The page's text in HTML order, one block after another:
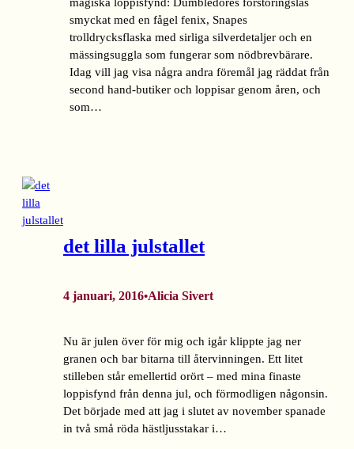
smyckat med en fågel fenix, Snapes
trolldrycksflaska med sirliga silverdetaljer och en
mässingsuggla som fungerar som nödbrevbärare.
Idag vill jag visa några andra föremål jag räddat från
second hand-butiker och loppisar genom åren, och
som…
det lilla julstallet
4 januari, 2016•Alicia Sivert
Nu är julen över för mig och igår klippte jag ner
granen och bar bitarna till återvinningen. Ett litet
stilleben står emellertid orört – med mina finaste
loppisfynd från denna jul, och förmodligen någonsin.
Det började med att jag i slutet av november spanade
in två små röda hästljusstakar i…